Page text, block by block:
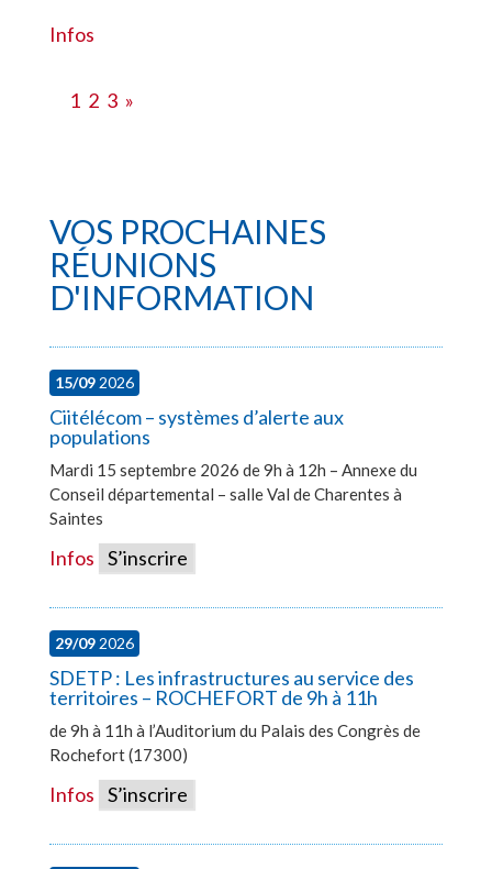
Infos
1 2 3 »
VOS PROCHAINES
RÉUNIONS
D'INFORMATION
15/092026
Ciitélécom – systèmes d’alerte aux
populations
Mardi 15 septembre 2026 de 9h à 12h – Annexe du
Conseil départemental – salle Val de Charentes à
Saintes
Infos S’inscrire
29/092026
SDETP : Les infrastructures au service des
territoires – ROCHEFORT de 9h à 11h
de 9h à 11h à l’Auditorium du Palais des Congrès de
Rochefort (17300)
Infos S’inscrire